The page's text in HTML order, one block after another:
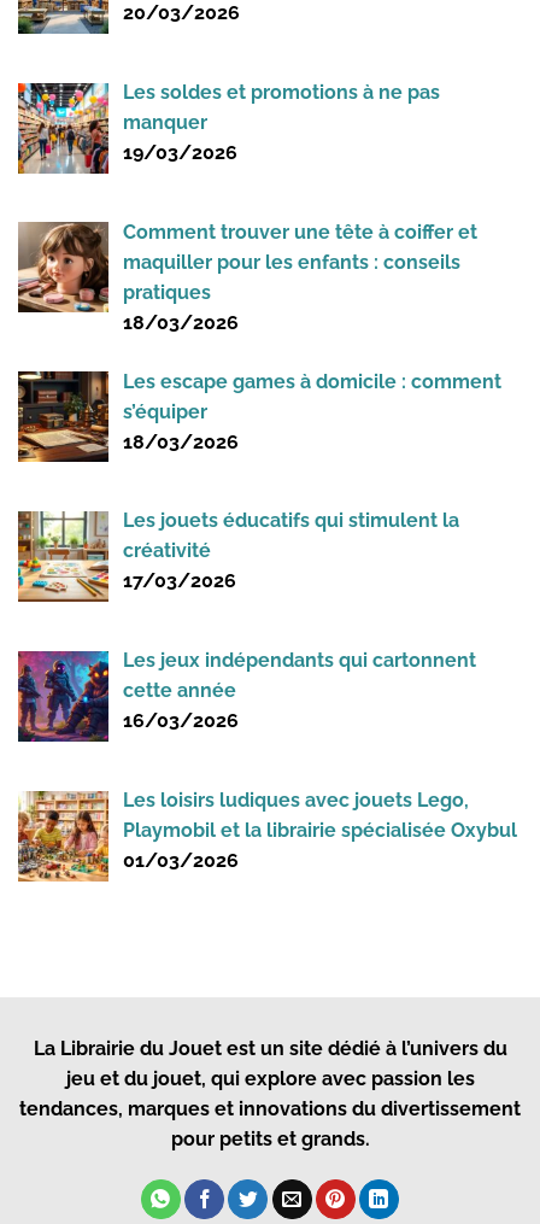
20/03/2026
Les soldes et promotions à ne pas
manquer
19/03/2026
Comment trouver une tête à coiffer et
maquiller pour les enfants : conseils
pratiques
18/03/2026
Les escape games à domicile : comment
s’équiper
18/03/2026
Les jouets éducatifs qui stimulent la
créativité
17/03/2026
Les jeux indépendants qui cartonnent
cette année
16/03/2026
Les loisirs ludiques avec jouets Lego,
Playmobil et la librairie spécialisée Oxybul
01/03/2026
La Librairie du Jouetest un site dédié à l’univers du
jeu et du jouet, qui explore avec passion les
tendances, marques et innovations du divertissement
pour petits et grands.